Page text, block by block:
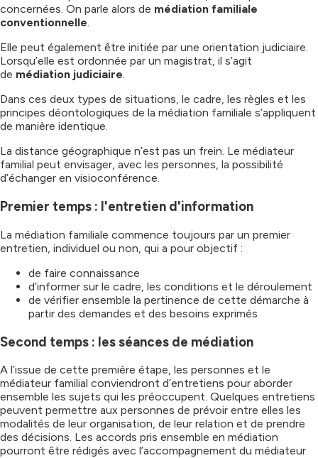
concernées. On parle alors de médiation familiale
conventionnelle.
Elle peut également être initiée par une orientation judiciaire.
Lorsqu’elle est ordonnée par un magistrat, il s’agit
de médiation judiciaire.
Dans ces deux types de situations, le cadre, les règles et les
principes déontologiques de la médiation familiale s’appliquent
de manière identique.
La distance géographique n’est pas un frein. Le médiateur
familial peut envisager, avec les personnes, la possibilité
d’échanger en visioconférence.
Premier temps : l'entretien d'information
La médiation familiale commence toujours par un premier
entretien, individuel ou non, qui a pour objectif :
de faire connaissance
d’informer sur le cadre, les conditions et le déroulement
de vérifier ensemble la pertinence de cette démarche à
partir des demandes et des besoins exprimés
Second temps : les séances de médiation
A l’issue de cette première étape, les personnes et le
médiateur familial conviendront d’entretiens pour aborder
ensemble les sujets qui les préoccupent. Quelques entretiens
peuvent permettre aux personnes de prévoir entre elles les
modalités de leur organisation, de leur relation et de prendre
des décisions. Les accords pris ensemble en médiation
pourront être rédigés avec l’accompagnement du médiateur